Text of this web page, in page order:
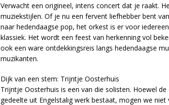
Verwacht een origineel, intens concert dat je raakt.
muziekstijlen. Of je nu een fervent liefhebber bent
naar hedendaagse pop, het orkest is er voor
klassiek. Het wordt een feest van herkenning vol
ook een ware ontdekkingsreis langs hedendaagse
muzikanten.
Dijk van een stem: Trijntje Oosterhuis
Trijntje Oosterhuis is een van die solisten. Hoewel
gedeelte uit Engelstalig werk bestaat, mogen we